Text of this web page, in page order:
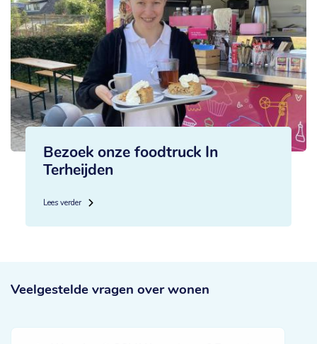
Bezoek onze foodtruck In
Terheijden
Lees verder
Veelgestelde vragen over wonen